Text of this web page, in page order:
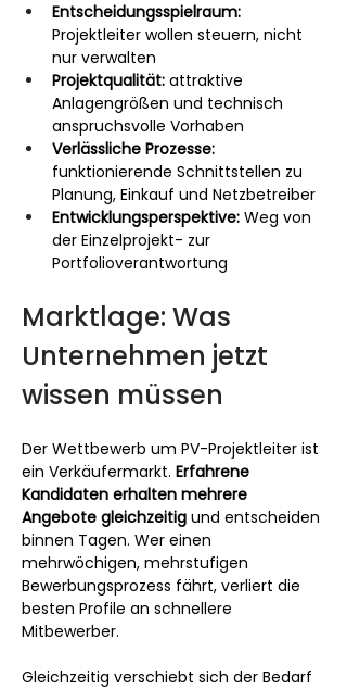
Entscheidungsspielraum:
Projektleiter wollen steuern, nicht
nur verwalten
Projektqualität: attraktive
Anlagengrößen und technisch
anspruchsvolle Vorhaben
Verlässliche Prozesse:
funktionierende Schnittstellen zu
Planung, Einkauf und Netzbetreiber
Entwicklungsperspektive: Weg von
der Einzelprojekt- zur
Portfolioverantwortung
Marktlage: Was
Unternehmen jetzt
wissen müssen
Der Wettbewerb um PV-Projektleiter ist
ein Verkäufermarkt. Erfahrene
Kandidaten erhalten mehrere
Angebote gleichzeitig und entscheiden
binnen Tagen. Wer einen
mehrwöchigen, mehrstufigen
Bewerbungsprozess fährt, verliert die
besten Profile an schnellere
Mitbewerber.
Gleichzeitig verschiebt sich der Bedarf